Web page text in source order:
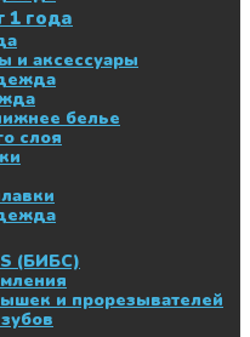
1 года
и аксессуары
белье
слоя
(БИБС)
и прорезывателей